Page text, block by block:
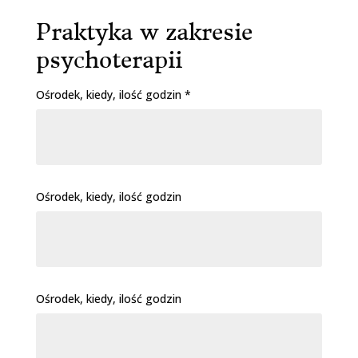
Praktyka w zakresie
psychoterapii
Ośrodek, kiedy, ilość godzin *
Ośrodek, kiedy, ilość godzin
Ośrodek, kiedy, ilość godzin